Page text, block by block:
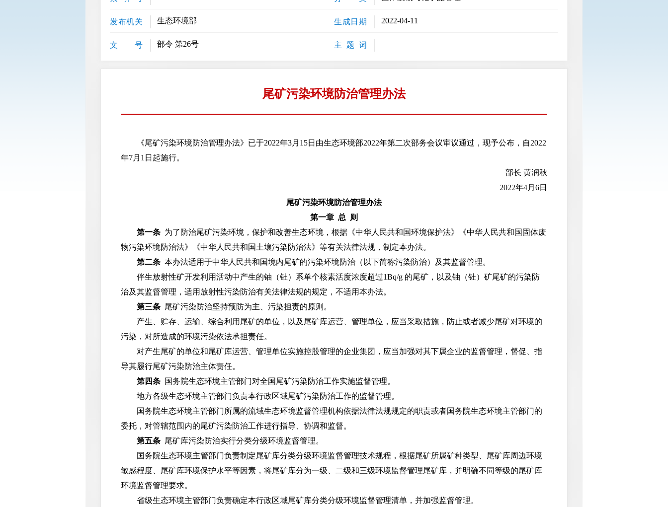
发布机关 生态环境部 生成日期 2022-04-11
文 号 部令 第26号 主 题 词
尾矿污染环境防治管理办法
《尾矿污染环境防治管理办法》已于2022年3月15日由生态环境部2022年第二次部务会议审议通过，现予公布，自2022
年7月1日起施行。
部长 黄润秋
2022年4月6日
尾矿污染环境防治管理办法
第一章 总 则
第一条 为了防治尾矿污染环境，保护和改善生态环境，根据《中华人民共和国环境保护法》《中华人民共和国固体废
物污染环境防治法》《中华人民共和国土壤污染防治法》等有关法律法规，制定本办法。
第二条 本办法适用于中华人民共和国境内尾矿的污染环境防治（以下简称污染防治）及其监督管理。
伴生放射性矿开发利用活动中产生的铀（钍）系单个核素活度浓度超过1Bq/g 的尾矿，以及铀（钍）矿尾矿的污染防
治及其监督管理，适用放射性污染防治有关法律法规的规定，不适用本办法。
第三条 尾矿污染防治坚持预防为主、污染担责的原则。
产生、贮存、运输、综合利用尾矿的单位，以及尾矿库运营、管理单位，应当采取措施，防止或者减少尾矿对环境的
污染，对所造成的环境污染依法承担责任。
对产生尾矿的单位和尾矿库运营、管理单位实施控股管理的企业集团，应当加强对其下属企业的监督管理，督促、指
导其履行尾矿污染防治主体责任。
第四条 国务院生态环境主管部门对全国尾矿污染防治工作实施监督管理。
地方各级生态环境主管部门负责本行政区域尾矿污染防治工作的监督管理。
国务院生态环境主管部门所属的流域生态环境监督管理机构依据法律法规规定的职责或者国务院生态环境主管部门的
委托，对管辖范围内的尾矿污染防治工作进行指导、协调和监督。
第五条 尾矿库污染防治实行分类分级环境监督管理。
国务院生态环境主管部门负责制定尾矿库分类分级环境监督管理技术规程，根据尾矿所属矿种类型、尾矿库周边环境
敏感程度、尾矿库环境保护水平等因素，将尾矿库分为一级、二级和三级环境监督管理尾矿库，并明确不同等级的尾矿库
环境监督管理要求。
省级生态环境主管部门负责确定本行政区域尾矿库分类分级环境监督管理清单，并加强监督管理。